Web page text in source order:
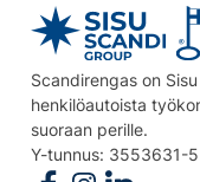
Scandirengas on
henkilöautoista
suoraan perille.
Y-tunnus: 3553631-5